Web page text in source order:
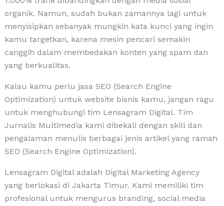
organik. Namun, sudah bukan zamannya lagi untuk
menyisipkan sebanyak mungkin kata kunci yang ingin
kamu targetkan, karena mesin pencari semakin
canggih dalam membedakan konten yang spam dan
yang berkualitas.
Kalau kamu perlu jasa SEO (Search Engine
Optimization) untuk website bisnis kamu, jangan ragu
untuk menghubungi tim Lensagram Digital. Tim
Jurnalis Multimedia kami dibekali dengan skill dan
pengalaman menulis berbagai jenis artikel yang ramah
SEO (Search Engine Optimization).
Lensagram Digital adalah Digital Marketing Agency
yang berlokasi di Jakarta Timur. Kami memiliki tim
profesional untuk mengurus branding, social media